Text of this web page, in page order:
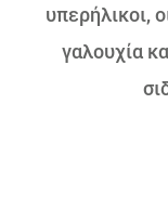
υπερήλικοι,
γαλουχία